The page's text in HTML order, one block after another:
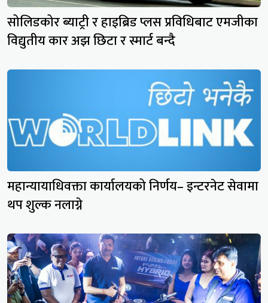
सोलिडकोर ब्याट्री र हाइब्रिड प्लस प्रविधिबाट एमजीका
विद्युतीय कार अझ छिटा र स्मार्ट बन्दै
महान्यायाधिवक्ता कार्यालयको निर्णय– इन्टरनेट सेवामा
थप शुल्क नलाग्ने